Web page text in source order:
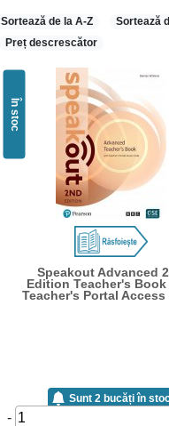
Sortează de la A-Z
Sortează
Preț descrescător
În stoc
Speakout Advanced
Edition Teacher's
Teacher's Portal Access
Sunt 2 bucăți în
-